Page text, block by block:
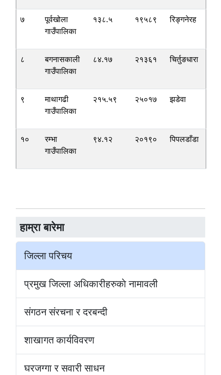
हाम्रा बारेमा
जिल्ला परिचय
प्रमुख जिल्ला अधिकारीहरुकाे नामावली
संगठन संरचना र दरबन्दी
शाखागत कार्यविवरण
घरजग्गा र सवारी साधन
७
पूर्वखोला
गाउँपालिका
१३८.५ १९५८९ रिङ्गनेरह
८
बगनासकाली
गाउँपालिका
८४.१७ २१३६१ चिर्तुङधारा
९
माथागढी
गाउँपालिका
२१५.५९ २५०१७ झडेवा
१०
रम्भा
गाउँपालिका
९४.१२ २०१९० पिपलडाँडा